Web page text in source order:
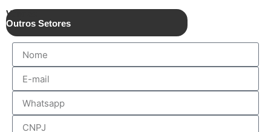
Vendas
Outros Setores